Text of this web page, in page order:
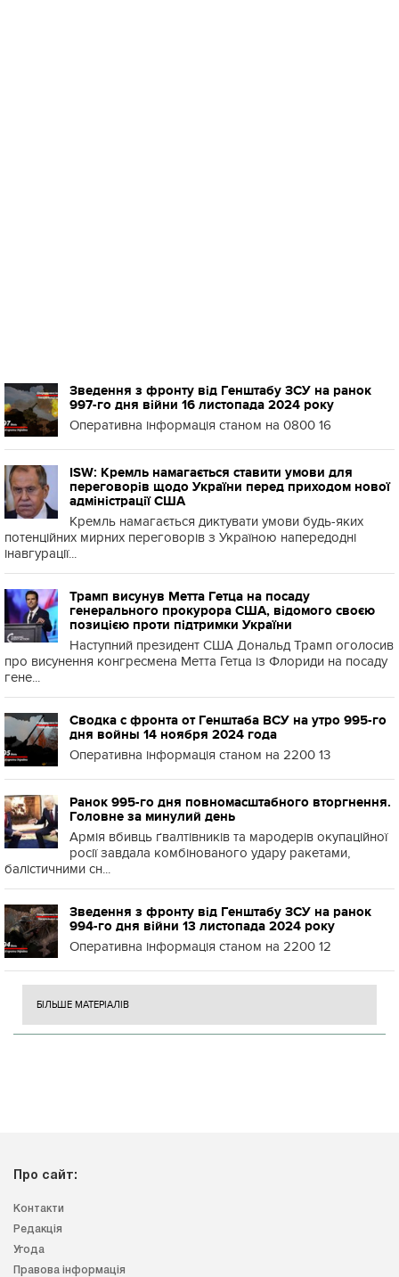
Зведення з фронту від Генштабу ЗСУ на ранок
997-го дня війни 16 листопада 2024 року
Оперативна інформація станом на 0800 16
ISW: Кремль намагається ставити умови для
переговорів щодо України перед приходом нової
адміністрації США
Кремль намагається диктувати умови будь-яких
потенційних мирних переговорів з Україною напередодні
інавгурації...
Трамп висунув Метта Гетца на посаду
генерального прокурора США, відомого своєю
позицією проти підтримки України
Наступний президент США Дональд Трамп оголосив
про висунення конгресмена Метта Гетца із Флориди на посаду
гене...
Сводка с фронта от Генштаба ВСУ на утро 995-го
дня войны 14 ноября 2024 года
Оперативна інформація станом на 2200 13
Ранок 995-го дня повномасштабного вторгнення.
Головне за минулий день
Армія вбивць ґвалтівників та мародерів окупаційної
росії завдала комбінованого удару ракетами,
балістичними сн...
Зведення з фронту від Генштабу ЗСУ на ранок
994-го дня війни 13 листопада 2024 року
Оперативна інформація станом на 2200 12
БІЛЬШЕ МАТЕРІАЛІВ
Про сайт:
Контакти
Редакція
Угода
Правова інформація